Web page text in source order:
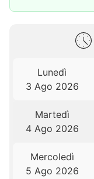
Lunedì
3 Ago 2026
Martedì
4 Ago 2026
Mercoledì
5 Ago 2026